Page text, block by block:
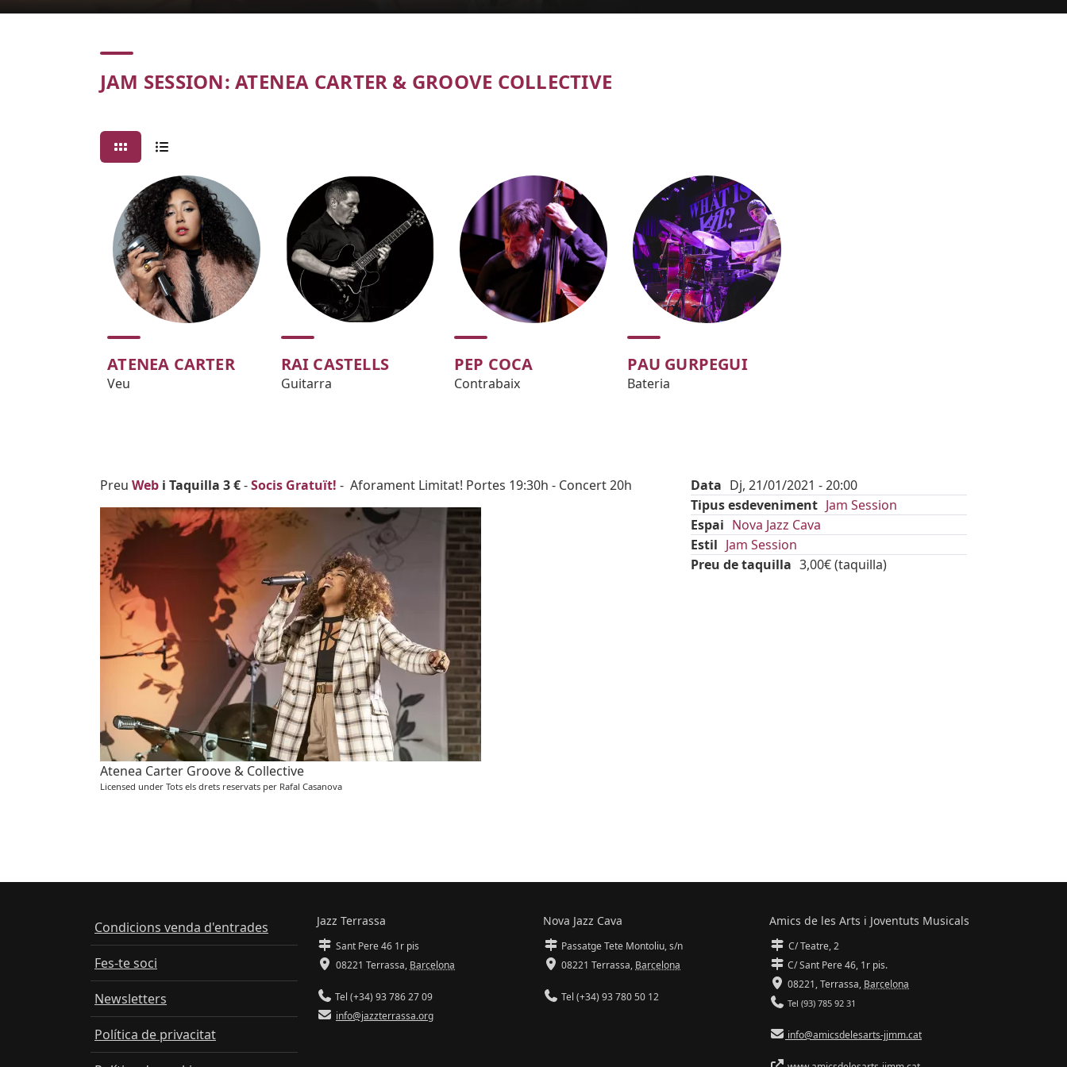
Concert
JAM SESSION: ATENEA CARTER & GROOVE COLLECTIVE
ATENEA CARTER
Veu
RAI CASTELLS
Guitarra
PEP COCA
Contrabaix
PAU GURPEGUI
Bateria
Body
Preu Web i Taquilla 3 €-Socis Gratuït! - Aforament Limitat! Portes 19:30h - Concert 20h
Imatges
Atenea Carter Groove & Collective
Licensed under Tots els drets reservats per Rafal Casanova
Data Dj, 21/01/2021 - 20:00
Tipus esdeveniment Jam Session
Espai Nova Jazz Cava
Estil Jam Session
Preu de taquilla 3,00€ (taquilla)
Condicions venda d'entrades
Fes-te soci
Newsletters
Política de privacitat
Jazz Terrassa
Sant Pere 46 1r pis
08221 Terrassa, Barcelona
Tel (+34) 93 786 27 09
info@jazzterrassa.org
Nova Jazz Cava
Passatge Tete Montoliu, s/n
08221 Terrassa, Barcelona
Tel (+34) 93 780 50 12
Amics de les Arts i Joventuts Musicals
C/ Teatre, 2
C/ Sant Pere 46, 1r pis.
08221,Terrassa, Barcelona
Tel (93) 785 92 31
info@amicsdelesarts-jjmm.cat